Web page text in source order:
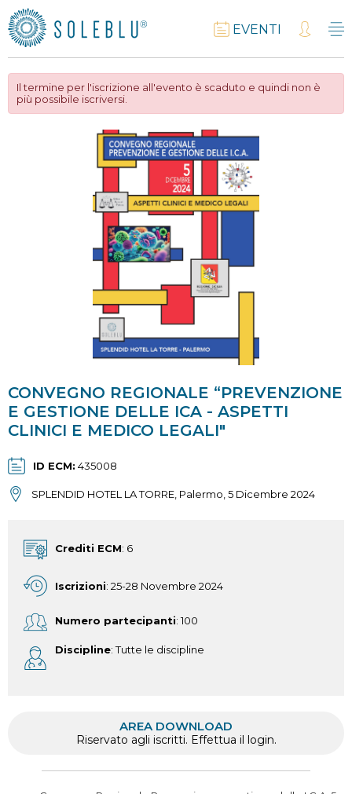
EVENTI
Il termine per l'iscrizione all'evento è scaduto e quindi non è
più possibile iscriversi.
CONVEGNO REGIONALE “PREVENZIONE
E GESTIONE DELLE ICA - ASPETTI
CLINICI E MEDICO LEGALI"
ID ECM 435008
SPLENDID HOTEL LA TORRE, Palermo, 5 Dicembre 2024
Crediti ECM: 6
Iscrizioni: 25-28 Novembre 2024
Numero partecipanti: 100
Discipline: Tutte le discipline
AREA DOWNLOAD
Riservato agli iscritti. Effettua il login.